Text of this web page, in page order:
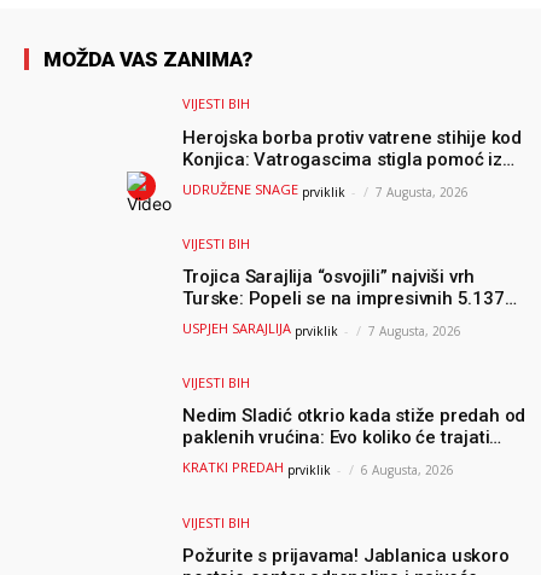
MOŽDA VAS ZANIMA?
VIJESTI BIH
Herojska borba protiv vatrene stihije kod
Konjica: Vatrogascima stigla pomoć iz
Sarajeva, helikopteri i Air Tractori
UDRUŽENE SNAGE prviklik - 7 Augusta, 2026
VIJESTI BIH
Trojica Sarajlija “osvojili” najviši vrh
Turske: Popeli se na impresivnih 5.137
metara
USPJEH SARAJLIJA prviklik - 7 Augusta, 2026
VIJESTI BIH
Nedim Sladić otkrio kada stiže predah od
paklenih vrućina: Evo koliko će trajati
osvježenje u BiH
KRATKI PREDAH prviklik - 6 Augusta, 2026
VIJESTI BIH
Požurite s prijavama! Jablanica uskoro